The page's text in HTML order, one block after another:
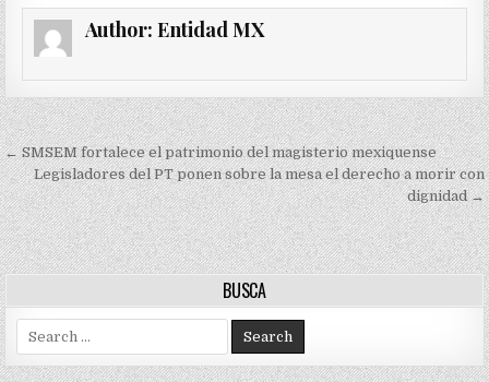
Author: Entidad MX
Navegación
de
entradas
← SMSEM fortalece el patrimonio del magisterio mexiquense
Legisladores del PT ponen sobre la mesa el derecho a morir con
dignidad →
BUSCA
Search
for: